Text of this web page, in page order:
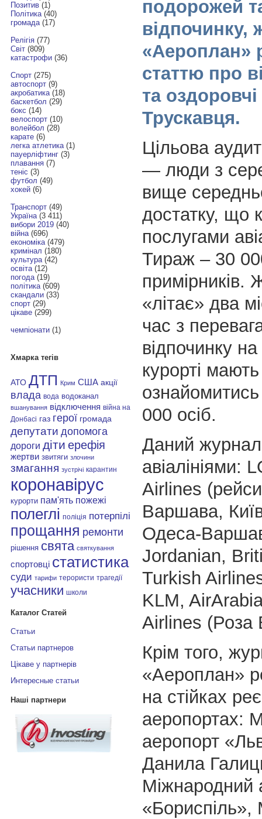
Позитив(1)
Політика(40)
громада(17)
Релігія(77)
Світ(809)
катастрофи(36)
Спорт(275)
автоспорт(9)
акробатика(18)
баскетбол (29)
бокс (14)
велоспорт(10)
волейбол (28)
карате(6)
легка атлетика(1)
пауерліфтинг(3)
плавання(7)
теніс (3)
футбол (49)
хокей(6)
Транспорт(49)
Україна(3 411)
вибори 2019(40)
війна(696)
економіка(479)
кримінал (180)
культура(42)
освіта(12)
погода(19)
політика(609)
скандали(33)
спорт(29)
цікаве(299)
чемпіонати(1)
Хмарка тегів
АТО ДТП Крим США акції
влада вода водоканал
вшанування відключення війна на
Донбасі газ герої громада
депутати допомога
дороги діти ерефія
жертви звитяги злочини
змагання зустрічі карантин
коронавірус
курорти пам'ять пожежі
полеглі поліція потерпілі
прощання ремонти
рішення свята святкування
спортовці статистика
суди тарифи терористи трагедії
учасники школи
Каталог Статей
Статьи
Статьи партнеров
Цікаве у партнерів
Интересные статьи
Наші партнери
подорожей
відпочинку,
«Аероплан»
статтю про
та
Трускавця.
Цільова
— люди з
вище
достатку, що
послугами
Тираж – 30
примірників.
«літає» два
час з
відпочинку
курорті
000 осіб.
Даний
авіалініями:
Airlines
Варшава,
Одеса-
Jordanian,
Turkish
KLM,
Airlines (Роза
Крім того,
«Аероплан»
на стійках
аеропортах:
аеропорт
Данила
Міжнародний
«Бориспіль»,